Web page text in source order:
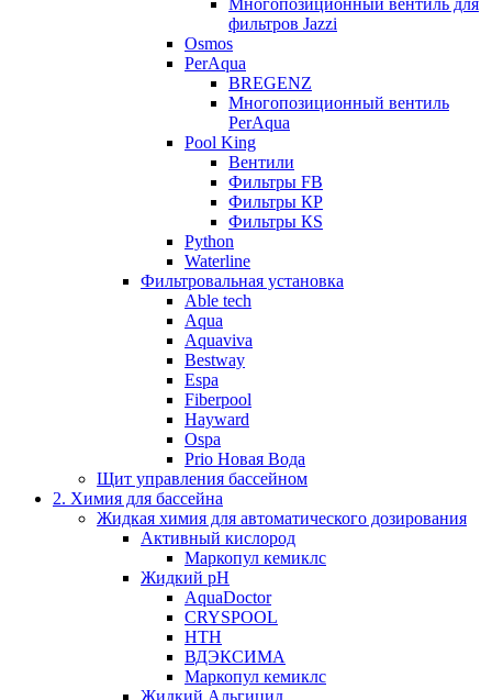
фильтров Jazzi
Osmos
PerAqua
BREGENZ
Многопозиционный вентиль
PerAqua
Pool King
Вентили
Фильтры FB
Фильтры КP
Фильтры КS
Python
Waterline
Фильтровальная установка
Able tech
Aqua
Aquaviva
Bestway
Espa
Fiberpool
Hayward
Ospa
Prio Новая Вода
Щит управления бассейном
2. Химия для бассейна
Жидкая химия для автоматического дозирования
Активный кислород
Маркопул кемиклс
Жидкий pH
AquaDoctor
CRYSPOOL
HTH
ВДЭКСИМА
Маркопул кемиклс
Жидкий Альгицид